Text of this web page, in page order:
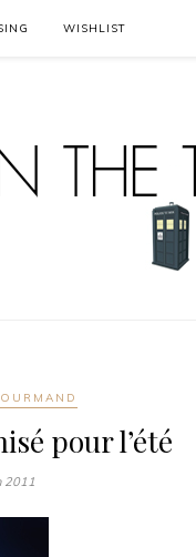
WISHLIST
pour l’été
2011